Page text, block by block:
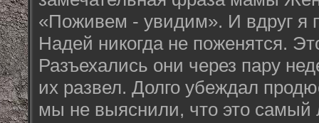
«Поживем - увидим». И вдруг я
Надей никогда не поженятся.
Разъехались они через пару
их развел. Долго убеждал
мы не выяснили, что это самый